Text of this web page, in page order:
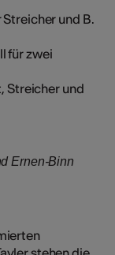
Streicher und B.
für zwei
Streicher und
Ernen-Binn